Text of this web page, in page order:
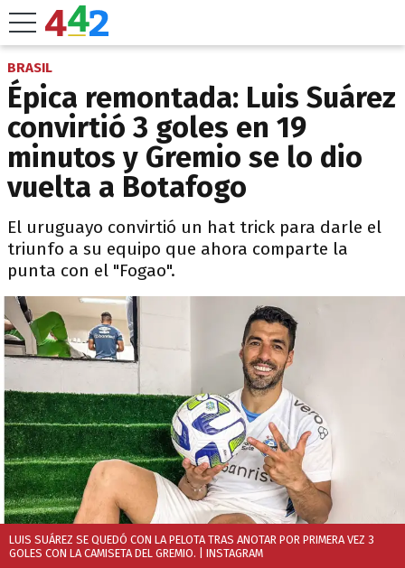
BRASIL
Épica remontada: Luis Suárez
convirtió 3 goles en 19
minutos y Gremio se lo dio
vuelta a Botafogo
El uruguayo convirtió un hat trick para darle el
triunfo a su equipo que ahora comparte la
punta con el "Fogao".
LUIS SUÁREZ SE QUEDÓ CON LA PELOTA TRAS ANOTAR POR PRIMERA VEZ 3
GOLES CON LA CAMISETA DEL GREMIO. | INSTAGRAM